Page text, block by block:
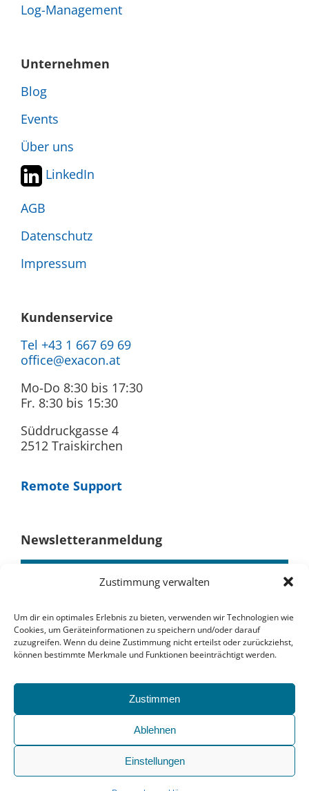
Zustimmung verwalten
Um dir ein optimales Erlebnis zu bieten, verwenden wir Technologien wie
Cookies, um Geräteinformationen zu speichern und/oder darauf
zuzugreifen. Wenn du deine Zustimmung nicht erteilst oder zurückziehst,
können bestimmte Merkmale und Funktionen beeinträchtigt werden.
Zustimmen
Ablehnen
Einstellungen
Log-Management
Unternehmen
Blog
Events
Über uns
LinkedIn
AGB
Datenschutz
Impressum
Kundenservice
Tel +43 1 667 69 69
office@exacon.at
Mo-Do 8:30 bis 17:30
Fr. 8:30 bis 15:30
Süddruckgasse 4
2512 Traiskirchen
Remote Support
Newsletteranmeldung
Wir senden keinen Spam!
Datenschutzerklärung